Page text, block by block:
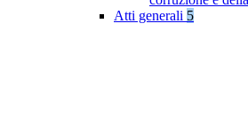
Atti generali 5